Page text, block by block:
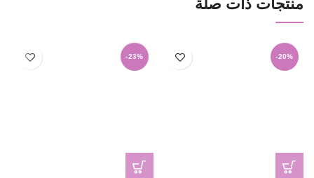
منتجات ذات صلة
-20%
-23%